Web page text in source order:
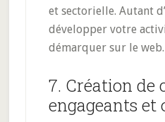
et sectorielle. Autant
développer votre
démarquer sur le web.
7. Création de
engageants et